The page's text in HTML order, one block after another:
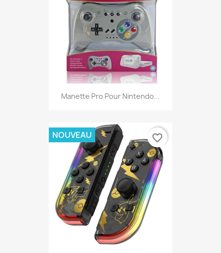
Manette Pro Pour Nintendo...
NOUVEAU favorite_border